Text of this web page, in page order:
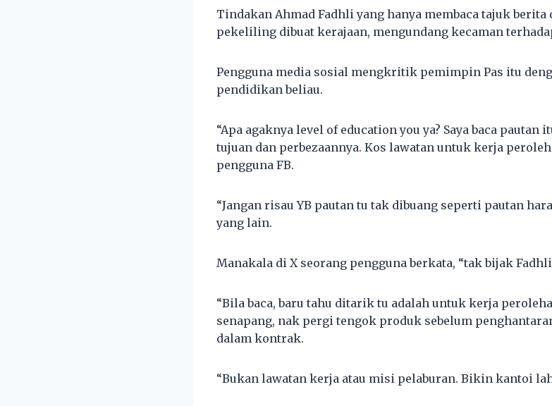
Tindakan Ahmad Fadhli yang hanya membaca tajuk
pekeliling dibuat kerajaan, mengundang kecaman
Pengguna media sosial mengkritik pemimpin Pas itu
pendidikan beliau.
“Apa agaknya level of education you ya? Saya baca
tujuan dan perbezaannya. Kos lawatan untuk kerja
pengguna FB.
“Jangan risau YB pautan tu tak dibuang seperti pautan
yang lain.
Manakala di X seorang pengguna berkata, “tak bijak
“Bila baca, baru tahu ditarik tu adalah untuk kerja
senapang, nak pergi tengok produk sebelum
dalam kontrak.
“Bukan lawatan kerja atau misi pelaburan. Bikin kantoi